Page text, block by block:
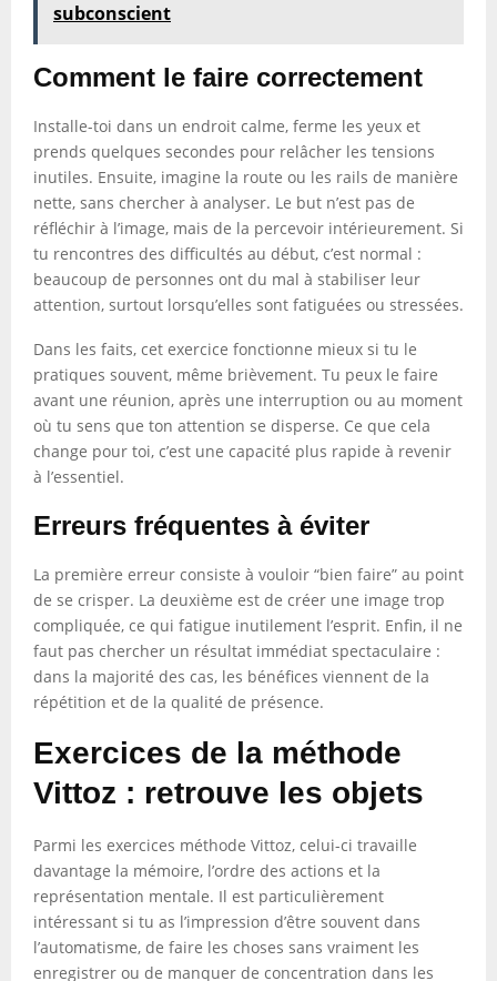
subconscient
Comment le faire correctement
Installe-toi dans un endroit calme, ferme les yeux et
prends quelques secondes pour relâcher les tensions
inutiles. Ensuite, imagine la route ou les rails de manière
nette, sans chercher à analyser. Le but n’est pas de
réfléchir à l’image, mais de la percevoir intérieurement. Si
tu rencontres des difficultés au début, c’est normal :
beaucoup de personnes ont du mal à stabiliser leur
attention, surtout lorsqu’elles sont fatiguées ou stressées.
Dans les faits, cet exercice fonctionne mieux si tu le
pratiques souvent, même brièvement. Tu peux le faire
avant une réunion, après une interruption ou au moment
où tu sens que ton attention se disperse. Ce que cela
change pour toi, c’est une capacité plus rapide à revenir
à l’essentiel.
Erreurs fréquentes à éviter
La première erreur consiste à vouloir “bien faire” au point
de se crisper. La deuxième est de créer une image trop
compliquée, ce qui fatigue inutilement l’esprit. Enfin, il ne
faut pas chercher un résultat immédiat spectaculaire :
dans la majorité des cas, les bénéfices viennent de la
répétition et de la qualité de présence.
Exercices de la méthode
Vittoz : retrouve les objets
Parmi les exercices méthode Vittoz, celui-ci travaille
davantage la mémoire, l’ordre des actions et la
représentation mentale. Il est particulièrement
intéressant si tu as l’impression d’être souvent dans
l’automatisme, de faire les choses sans vraiment les
enregistrer ou de manquer de concentration dans les